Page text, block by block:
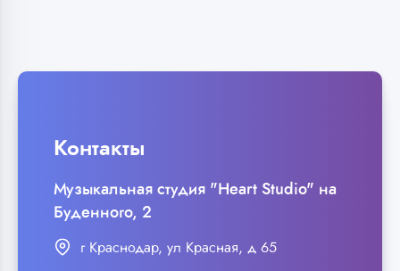
Контакты
Музыкальная студия "Heart Studio" на
Буденного, 2
г Краснодар, ул Красная, д 65